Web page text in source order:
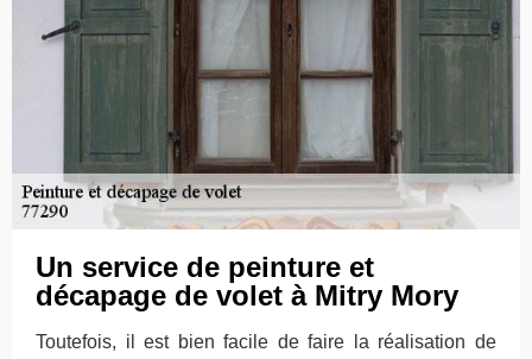
Un service de peinture et
décapage de volet à Mitry Mory
Toutefois, il est bien facile de faire la réalisation de